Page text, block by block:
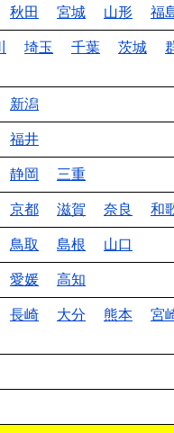
秋田 宮城 山形 福
埼玉 千葉 茨城
新潟
福井
静岡 三重
京都 滋賀 奈良 和
鳥取 島根 山口
愛媛 高知
長崎 大分 熊本
宮